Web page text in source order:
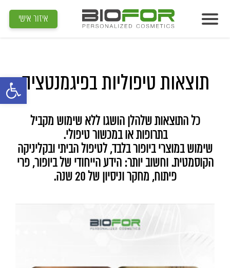
פתח סרגל
אודות
תוצאות
מאמרים
הדרכות
צור קשר
איתור קוסמטיקאית
איזור אישי Biofor פיגמנטציה
תוצאות טיפוליות בפיגמנטציה
כל התוצאות שלהלן הושגו ללא שימוש מקביל
בתרופות או במכשור טיפולי.
שימוש במוצרי ביופור בלבד, לטיפול הביתי ובקליניקה
הקוסמטית. וחשוב יותר: הידע הייחודי של ביופור, פרי
פיתוח, מחקר וניסיון של 20 שנה.